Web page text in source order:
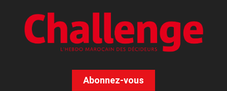
Abonnez-vous